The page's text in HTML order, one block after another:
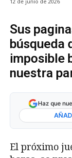
Sus
búsqueda
imposible
nuestra
Haz que
El próximo